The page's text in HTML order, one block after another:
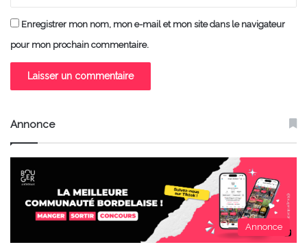
Enregistrer mon nom, mon e-mail et mon site dans le navigateur
pour mon prochain commentaire.
Annonce
Annonce